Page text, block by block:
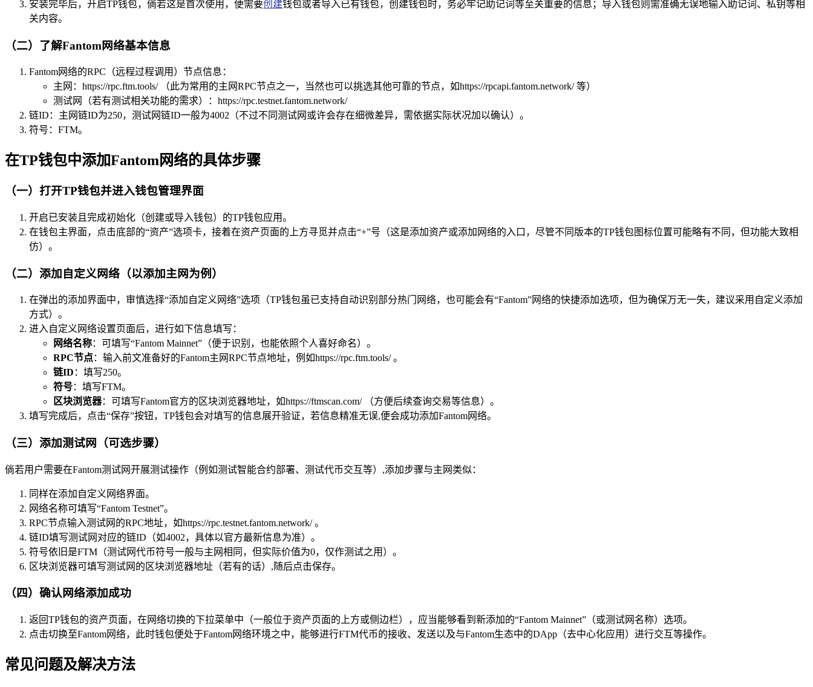
安装完毕后，开启TP钱包，倘若这是首次使用，便需要创建钱包或者导入已有钱包，创建钱包时，务必牢记助记词等至关重要的信息；导入钱包则需准确无误地输入助记词、私钥等相
关内容。
（二）了解Fantom网络基本信息
Fantom网络的RPC（远程过程调用）节点信息：
主网：https://rpc.ftm.tools/ （此为常用的主网RPC节点之一，当然也可以挑选其他可靠的节点，如https://rpcapi.fantom.network/ 等）
测试网（若有测试相关功能的需求）：https://rpc.testnet.fantom.network/
链ID：主网链ID为250，测试网链ID一般为4002（不过不同测试网或许会存在细微差异，需依据实际状况加以确认）。
符号：FTM。
在TP钱包中添加Fantom网络的具体步骤
（一）打开TP钱包并进入钱包管理界面
开启已安装且完成初始化（创建或导入钱包）的TP钱包应用。
在钱包主界面，点击底部的“资产”选项卡，接着在资产页面的上方寻觅并点击“+”号（这是添加资产或添加网络的入口，尽管不同版本的TP钱包图标位置可能略有不同，但功能大致相
仿）。
（二）添加自定义网络（以添加主网为例）
在弹出的添加界面中，审慎选择“添加自定义网络”选项（TP钱包虽已支持自动识别部分热门网络，也可能会有“Fantom”网络的快捷添加选项，但为确保万无一失，建议采用自定义添加
方式）。
进入自定义网络设置页面后，进行如下信息填写：
网络名称：可填写“Fantom Mainnet”（便于识别，也能依照个人喜好命名）。
RPC节点：输入前文准备好的Fantom主网RPC节点地址，例如https://rpc.ftm.tools/ 。
链ID ：填写250。
符号：填写FTM。
区块浏览器：可填写Fantom官方的区块浏览器地址，如https://ftmscan.com/ （方便后续查询交易等信息）。
填写完成后，点击“保存”按钮，TP钱包会对填写的信息展开验证，若信息精准无误,便会成功添加Fantom网络。
（三）添加测试网（可选步骤）
倘若用户需要在Fantom测试网开展测试操作（例如测试智能合约部署、测试代币交互等）,添加步骤与主网类似：
同样在添加自定义网络界面。
网络名称可填写“Fantom Testnet”。
RPC节点输入测试网的RPC地址，如https://rpc.testnet.fantom.network/ 。
链ID填写测试网对应的链ID（如4002，具体以官方最新信息为准）。
符号依旧是FTM（测试网代币符号一般与主网相同，但实际价值为0，仅作测试之用）。
区块浏览器可填写测试网的区块浏览器地址（若有的话）,随后点击保存。
（四）确认网络添加成功
返回TP钱包的资产页面，在网络切换的下拉菜单中（一般位于资产页面的上方或侧边栏），应当能够看到新添加的“Fantom Mainnet”（或测试网名称）选项。
点击切换至Fantom网络，此时钱包便处于Fantom网络环境之中，能够进行FTM代币的接收、发送以及与Fantom生态中的DApp（去中心化应用）进行交互等操作。
常见问题及解决方法